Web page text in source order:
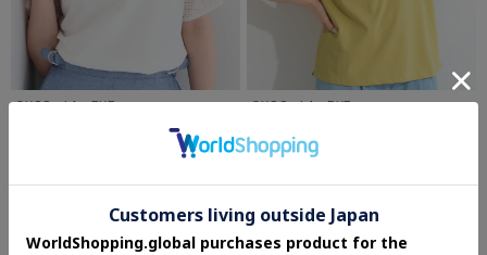
SHOO・LA・RUE
の味方。 汗じみが気になりにくい お袖レ
さらに10%OFF
SHOO・LA・RUE
の味方。 汗じみが気になりにくい お袖レ
ースフレアTシャツ
¥2,489
さらに10%OFF